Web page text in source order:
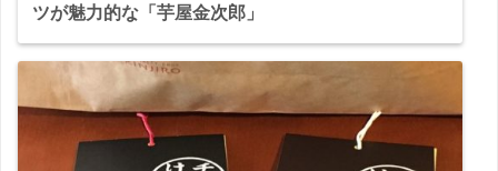
ツが魅力的な「芋屋金次郎」